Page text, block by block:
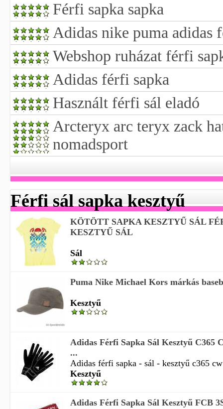
Férfi sapka sapka
Adidas nike puma adidas
Webshop ruházat férfi
Adidas férfi sapka
Használt férfi sál eladó
Arcteryx arc teryx zack
nomadsport
Férfi sál sapka kesztyű
KÖTÖTT SAPKA KESZTYŰ SÁL
KESZTYŰ SÁL
Sál
Puma Nike Michael Kors márkás
Kesztyű
Adidas Férfi Sapka Sál Kesztyű C365
...
Adidas férfi sapka - sál - kesztyű c365
Kesztyű
Adidas Férfi Sapka Sál Kesztyű FCB